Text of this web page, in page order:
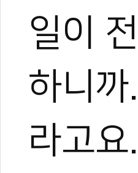
일이
하니
라고